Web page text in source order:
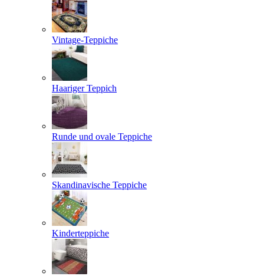
Vintage-Teppiche
Haariger Teppich
Runde und ovale Teppiche
Skandinavische Teppiche
Kinderteppiche